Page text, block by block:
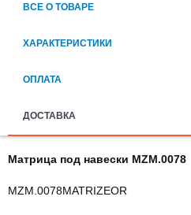
ВСЕ О ТОВАРЕ
ХАРАКТЕРИСТИКИ
ОПЛАТА
ДОСТАВКА
Матрица под навески MZM.0078
MZM.0078MATRIZEOR